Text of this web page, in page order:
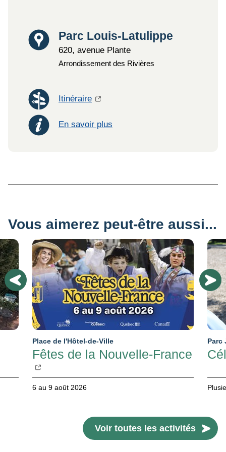
Lieu
Parc Louis-Latulippe
620, avenue Plante
Arrondissement des Rivières
Itinéraire
En savoir plus
Vous aimerez peut-être aussi...
Place de l'Hôtel-de-Ville
Fêtes de la Nouvelle-France
6 au 9 août 2026
Parc
Voir toutes les activités